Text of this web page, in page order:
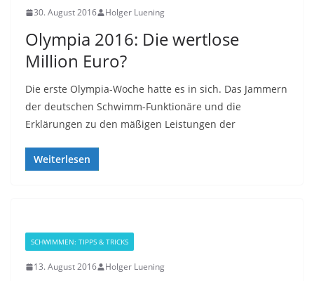
30. August 2016 Holger Luening
Olympia 2016: Die wertlose
Million Euro?
Die erste Olympia-Woche hatte es in sich. Das Jammern
der deutschen Schwimm-Funktionäre und die
Erklärungen zu den mäßigen Leistungen der
Weiterlesen
SCHWIMMEN: TIPPS & TRICKS
13. August 2016 Holger Luening